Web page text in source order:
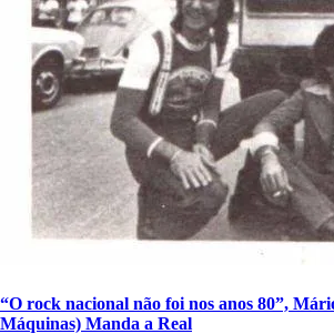
“O rock nacional não foi nos anos 80”,
Máquinas) Manda a Real